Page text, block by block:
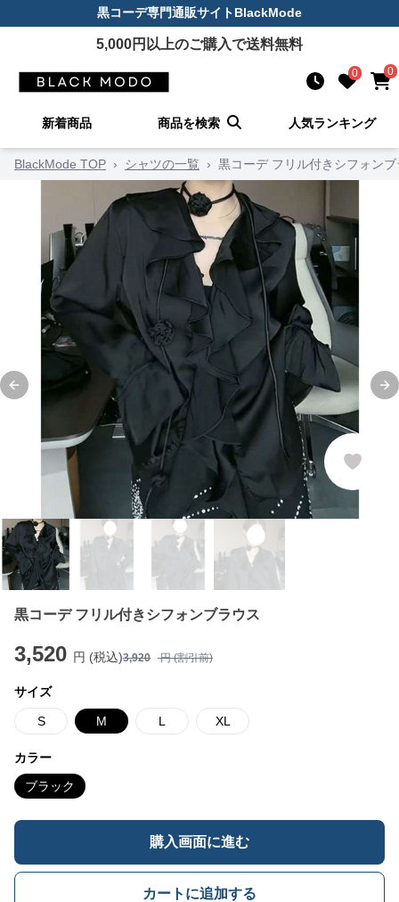
黒コーデ専門通販サイトBlackMode
5,000円以上のご購入で送料無料
0 0
新着商品 商品を検索 人気ランキング
BlackMode TOP › シャツの一覧 › 黒コーデ フリル付きシフォン
Previous slide
黒コーデ フリル付きシフォンブラウス
3,520 円 (税込)3,920 円 (割引前)
サイズ
S M L XL
カラー
ブラック
購入画面に進む
カートに追加する